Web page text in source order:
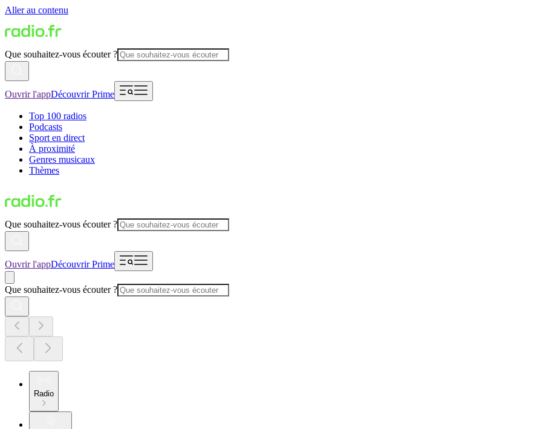
Aller au contenu
Que souhaitez-vous écouter ?
Ouvrir l'appDécouvrir Prime
Top 100 radios
Podcasts
Sport en direct
À proximité
Genres musicaux
Thèmes
Que souhaitez-vous écouter ?
Ouvrir l'appDécouvrir Prime
Que souhaitez-vous écouter ?
Radio